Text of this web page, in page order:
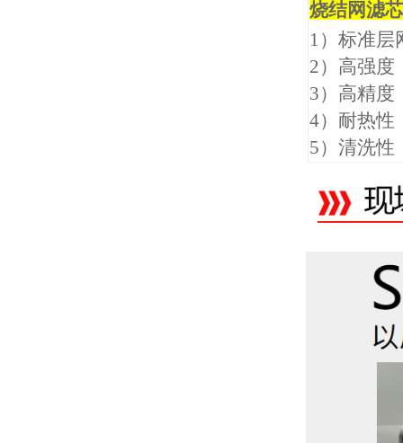
烧结网滤
1）标准层
2）高强度
3）高精度
4）耐热性
5）清洗性